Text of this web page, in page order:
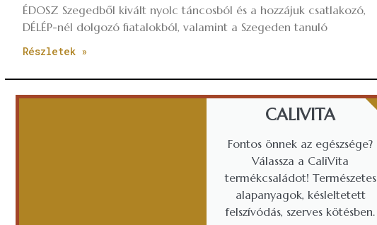
ÉDOSZ Szegedből kivált nyolc táncosból és a hozzájuk csatlakozó,
DÉLÉP-nél dolgozó fiatalokból, valamint a Szegeden tanuló
Részletek »
CALIVITA
Fontos önnek az egészsége?
Válassza a CaliVita
termékcsaládot! Természetes
alapanyagok, késleltetett
felszívódás, szerves kötésben.